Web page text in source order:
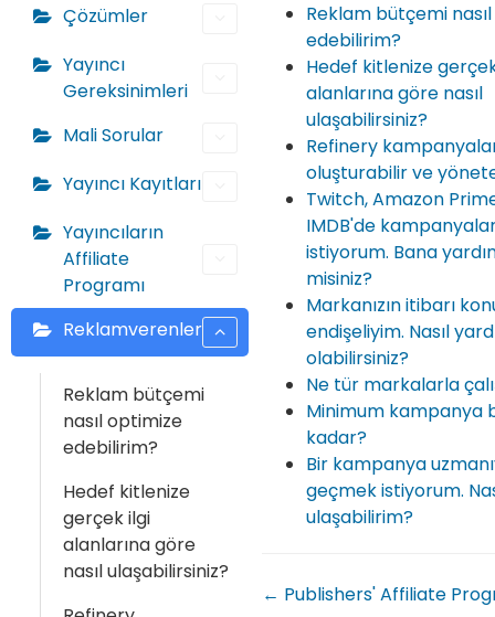
Çözümler
Yayıncı
Gereksinimleri
Mali Sorular
Yayıncı Kayıtları
Yayıncıların
Affiliate
Programı
Reklamverenler
Reklam bütçemi
nasıl optimize
edebilirim?
Hedef kitlenize
gerçek ilgi
alanlarına göre
nasıl ulaşabilirsiniz?
Reklam bütçemi
edebilirim?
Hedef kitlenize
alanlarına göre nasıl
ulaşabilirsiniz?
Refinery
oluşturabilir ve
Twitch, Amazon
IMDB'de
istiyorum. Bana
misiniz?
Markanızın itibarı
endişeliyim. Nasıl
olabilirsiniz?
Ne tür markalarla
Minimum kampanya
kadar?
Bir kampanya
geçmek istiyorum.
ulaşabilirim?
← Publishers' Affiliate